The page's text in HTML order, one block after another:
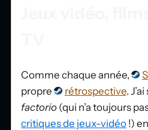
Comme chaque année,
propre
rétrospective.
factorio(qui n’a toujours
critiques de jeux-vidéo!)